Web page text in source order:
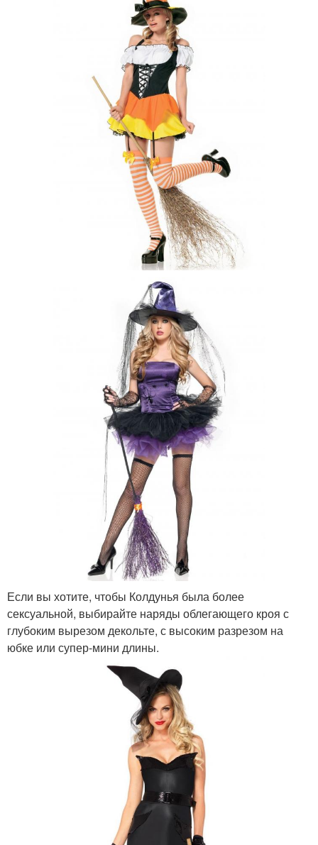
Если вы хотите, чтобы Колдунья была более
сексуальной, выбирайте наряды облегающего кроя с
глубоким вырезом декольте, с высоким разрезом на
юбке или супер-мини длины.